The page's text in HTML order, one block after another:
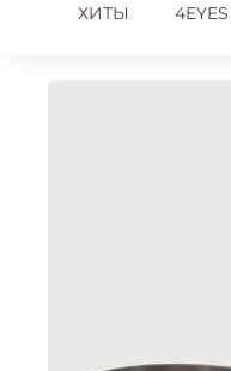
ХИТЫ 4EYES